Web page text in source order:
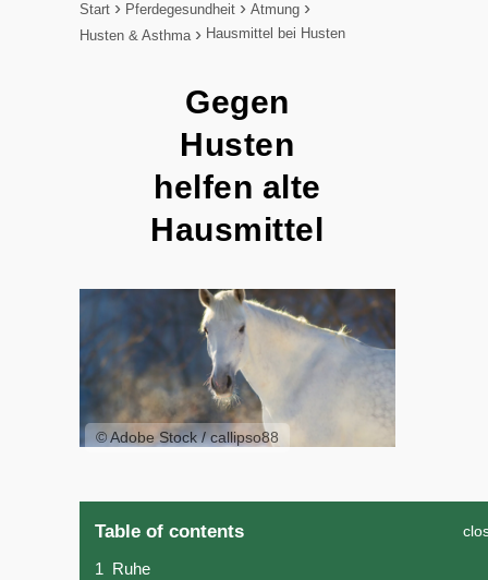
Start Pferdegesundheit
Atmung
Husten & Asthma
Hausmittel bei Husten
Gegen
Husten
helfen alte
Hausmittel
© Adobe Stock / callipso88
Table of contents
1 Ruhe